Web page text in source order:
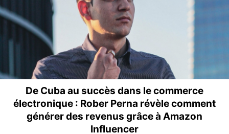
De Cuba au succès dans le commerce
électronique : Rober Perna révèle comment
générer des revenus grâce à Amazon
Influencer